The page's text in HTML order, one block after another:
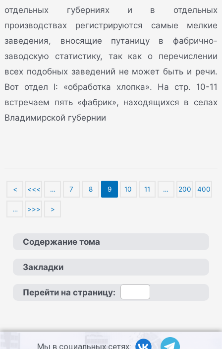
отдельных губерниях и в отдельных
производствах регистрируются самые мелкие
заведения, вносящие путаницу в фабрично-
заводскую статистику, так как о перечислении
всех подобных заведений не может быть и речи.
Вот отдел I: «обработка хлопка». На стр. 10-11
встречаем пять «фабрик», находящихся в селах
Владимирской губернии
< <<< … 7 8 9 10 11 … 200 400
… >>> >
Содержание тома
Закладки
Перейти на страницу:
Мы в социальных сетях: